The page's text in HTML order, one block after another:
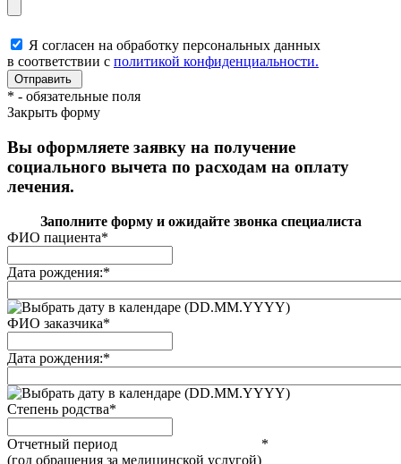
Я согласен на обработку персональных данных
в соответствии с политикой конфиденциальности.
* - обязательные поля
Закрыть форму
Вы оформляете заявку на получение
социального вычета по расходам на оплату
лечения.
Заполните форму и ожидайте звонка специалиста
ФИО пациента*
Дата рождения:*
(DD.MM.YYYY)
ФИО заказчика*
Дата рождения:*
(DD.MM.YYYY)
Степень родства*
Отчетный период
(год обращения за медицинской услугой)
*